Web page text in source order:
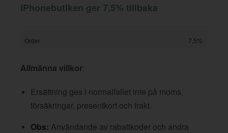
iPhonebutiken ger 7,5% tillbaka
Order 7,5%
Allmänna villkor:
Ersättning ges i normalfallet inte på moms,
försäkringar, presentkort och frakt.
Obs: Användande av rabattkoder och andra